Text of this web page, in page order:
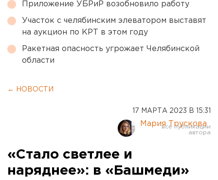
Приложение УБРиР возобновило работу
Участок с челябинским элеватором выставят
на аукцион по КРТ в этом году
Ракетная опасность угрожает Челябинской
области
← НОВОСТИ
17 МАРТА 2023 В 15:31
Мария Трускова
«Стало светлее и
наряднее»: в «Башмеди»